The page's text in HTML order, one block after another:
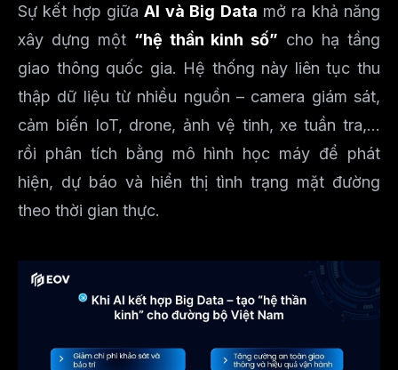
Sự kết hợp giữaAI và Big Data mở ra khả năng
xây dựng một “hệ thần kinh số” cho hạ tầng
giao thông quốc gia. Hệ thống này liên tục thu
thập dữ liệu từ nhiều nguồn – camera giám sát,
cảm biến IoT, drone, ảnh vệ tinh, xe tuần tra,...
rồi phân tích bằng mô hình học máy để phát
hiện, dự báo và hiển thị tình trạng mặt đường
theo thời gian thực.